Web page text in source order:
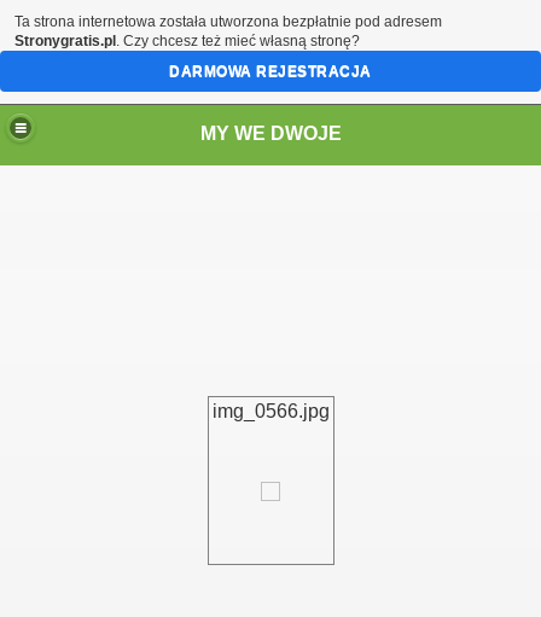
MY WE DWOJE
img_0566.jpg
Ta strona internetowa została utworzona bezpłatnie pod adresem
Stronygratis.pl . Czy chcesz też mieć własną stronę?
DARMOWA REJESTRACJA